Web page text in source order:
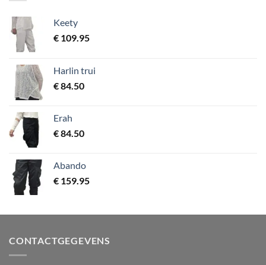
Keety
€ 109.95
Harlin trui
€84.50
Erah
€84.50
Abando
€ 159.95
CONTACTGEGEVENS